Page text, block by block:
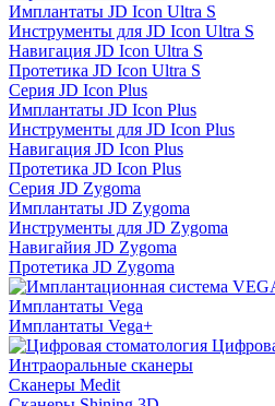
Имплантаты JD Icon Ultra S
Инструменты для JD Icon Ultra S
Навигация JD Icon Ultra S
Протетика JD Icon Ultra S
Серия JD Icon Plus
Имплантаты JD Icon Plus
Инструменты для JD Icon Plus
Навигация JD Icon Plus
Протетика JD Icon Plus
Серия JD Zygoma
Имплантаты JD Zygoma
Инструменты для JD Zygoma
Навигайия JD Zygoma
Протетика JD Zygoma
Имплантаты Vega
Имплантаты Vega+
Интраоральные сканеры
Сканеры Medit